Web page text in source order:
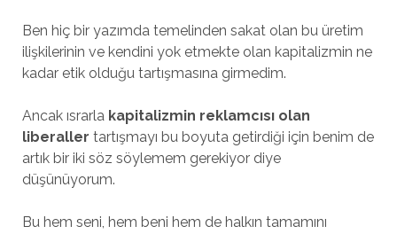
Ben hiç bir yazımda temelinden sakat olan bu üretim
ilişkilerinin ve kendini yok etmekte olan kapitalizmin ne
kadar etik olduğu tartışmasına girmedim.
Ancak ısrarla kapitalizmin reklamcısı olan
liberaller tartışmayı bu boyuta getirdiği için benim de
artık bir iki söz söylemem gerekiyor diye
düşünüyorum.
Bu hem seni, hem beni hem de halkın tamamını